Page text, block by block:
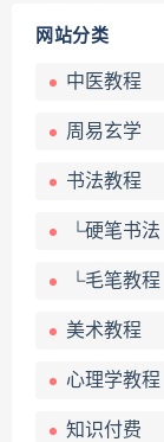
网站分类
中医教程
周易玄学
书法教程
└硬笔书法
└毛笔教程
美术教程
心理学教程
知识付费